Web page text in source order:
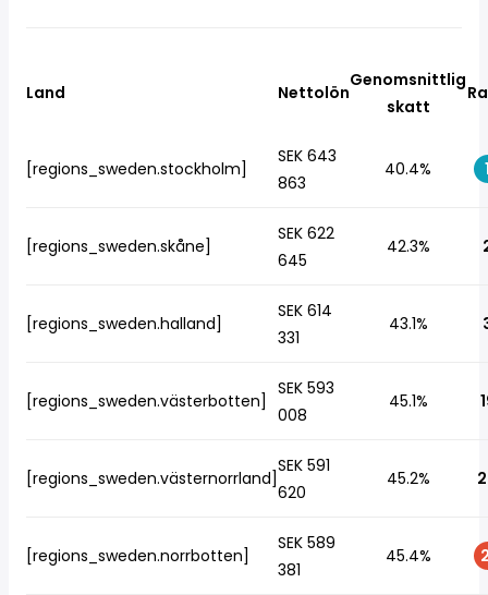
Land Nettolön
Genomsnittlig
skatt
[regions_sweden.stockholm]
SEK 643
863
40.4%
[regions_sweden.skåne]
SEK 622
645
42.3%
[regions_sweden.halland]
SEK 614
331
43.1%
[regions_sweden.västerbotten]
SEK 593
008
45.1%
[regions_sweden.västernorrland]
SEK 591
620
45.2%
[regions_sweden.norrbotten]
SEK 589
381
45.4%